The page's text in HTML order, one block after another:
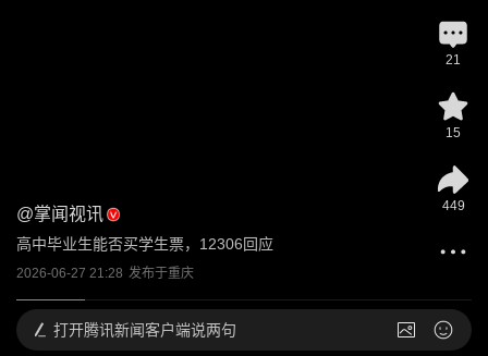
@掌闻视讯
高中毕业生能否买学生票，12306回应
2026-06-27 21:28 发布于重庆
21
15
449
打开腾讯新闻客户端说两句